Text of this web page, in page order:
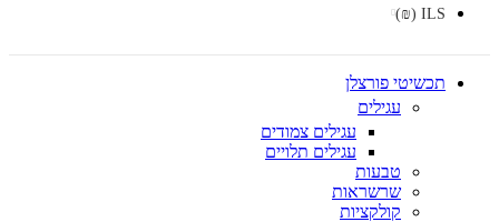
ILS (₪)
תכשיטי פורצלן
עגילים
עגילים צמודים
עגילים תלויים
טבעות
שרשראות
קולקציות